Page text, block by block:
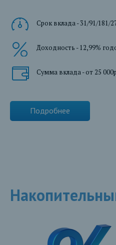
Срок вклада - 31/91/181/
Доходность - 12,99%
Сумма вклада - от 25 000р
Подробнее